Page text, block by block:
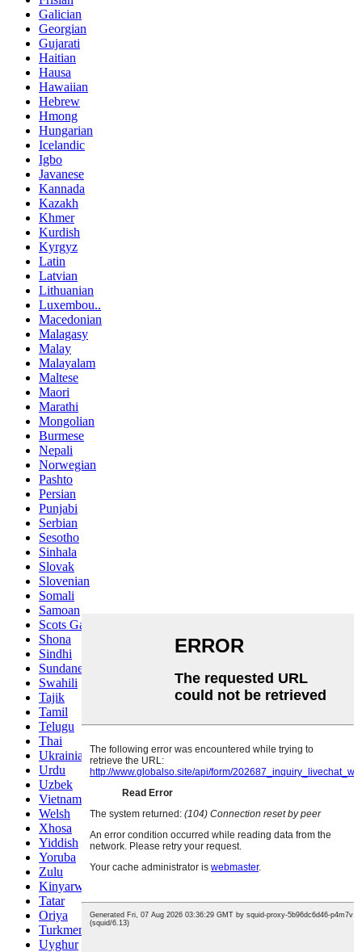
Galician
Georgian
Gujarati
Haitian
Hausa
Hawaiian
Hebrew
Hmong
Hungarian
Icelandic
Igbo
Javanese
Kannada
Kazakh
Khmer
Kurdish
Kyrgyz
Latin
Latvian
Lithuanian
Luxembou..
Macedonian
Malagasy
Malay
Malayalam
Maltese
Maori
Marathi
Mongolian
Burmese
Nepali
Norwegian
Pashto
Persian
Punjabi
Serbian
Sesotho
Sinhala
Slovak
Slovenian
Somali
Samoan
Scots Gaelic
Shona
Sindhi
Sundanese
Swahili
Tajik
Tamil
Telugu
Thai
Ukrainian
Urdu
Uzbek
Vietnamese
Welsh
Xhosa
Yiddish
Yoruba
Zulu
Kinyarwanda
Tatar
Oriya
Turkmen
Uyghur